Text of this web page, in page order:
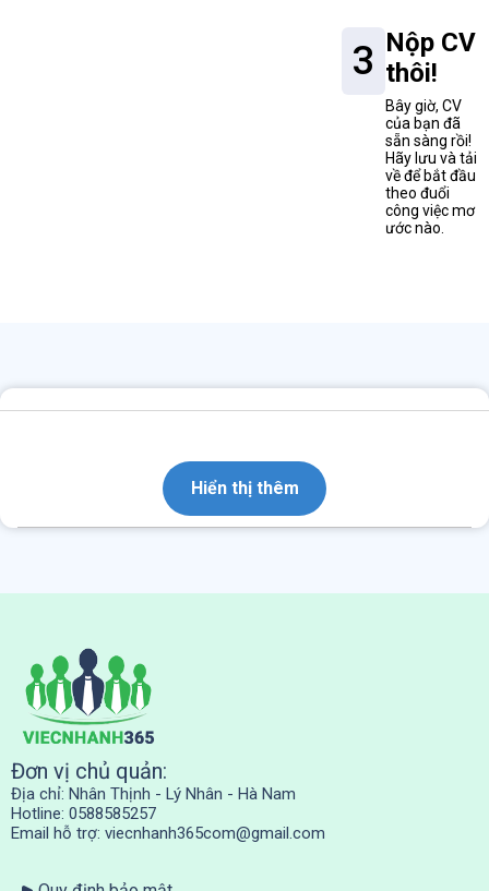
3 Nộp CV
thôi!
Bây giờ, CV
của bạn đã
sẵn sàng rồi!
Hãy lưu và tải
về để bắt đầu
theo đuổi
công việc mơ
ước nào.
Mục lục
Hiển thị thêm
Đơn vị chủ quản:
Địa chỉ: Nhân Thịnh - Lý Nhân - Hà Nam
Hotline: 0588585257
Email hỗ trợ: viecnhanh365com@gmail.com